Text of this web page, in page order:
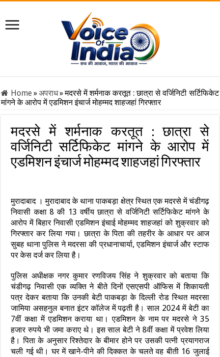
Home» अपराध»मदरसे में शर्मनाक करतूत : छात्रा से वर्जिनिटी सर्टिफिकेट
मांगने के आरोप में एडमिशन इंचार्ज मोहम्मद शाहजहां गिरफ्तार
मदरसे में शर्मनाक करतूत : छात्रा से
वर्जिनिटी सर्टिफिकेट मांगने के आरोप में
एडमिशन इंचार्ज मोहम्मद शाहजहां गिरफ्तार
मुरादाबाद । मुरादाबाद के थाना पाकबड़ा क्षेत्र स्थित एक मदरसे में चंडीगढ़
निवासी कक्षा 8 की 13 वर्षीय छात्रा से वर्जिनिटी सर्टिफिकेट मांगने के
आरोप में बिहार निवासी एडमिशन इंचाई मोहम्मद शाहजहां को शुक्रवार को
गिरफ्तार कर लिया गया। छात्रा के पिता की तहरीर के आधार पर आज
सुबह थाना पुलिस ने मदरसा की प्रधानाचार्या, एडमिशन इंचार्ज और स्टाफ
पर केस दर्ज कर लिया है।
पुलिस अधीक्षक नगर कुमार रणविजय सिंह ने शुक्रवार काे बताया कि
चंडीगढ़ निवासी एक व्यक्ति ने बीते दिनों एसएसपी ऑफिस में शिकायती
पत्र देकर बताया कि उनकी बेटी पाकबड़ा के दिल्ली रोड स्थित मदरसा
जामिया असहनुल बनात इंटर कॉलेज में पढ़ती है। साल 2024 में बेटी का
7वीं कक्षा में एडमिशन कराया था। एडमिशन के नाम पर मदरसे ने 35
हजार रुपये भी जमा कराए थे। इस साल बेटी ने 8वीं कक्षा में प्रवेश लिया
है। पिता के अनुसार रिश्तेदार के बीमार होने पर उसकी पत्नी प्रयागराज
चली गई थी। घर में खाने-पीने की दिक्कत के चलते वह बीती 16 जुलाई